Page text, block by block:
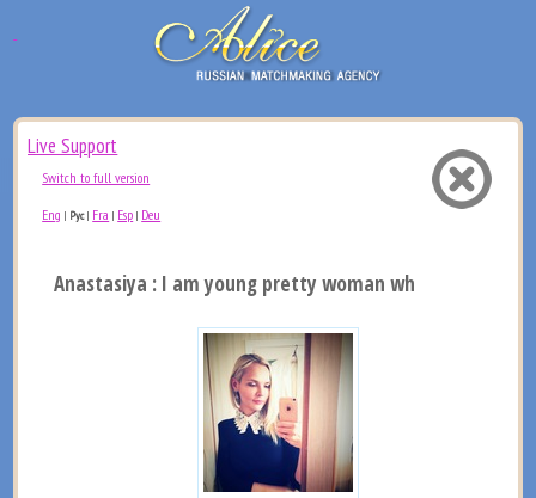
Live Support
Switch to full version
Eng | Рус| Fra | Esp | Deu
Anastasiya : I am young pretty woman who want to